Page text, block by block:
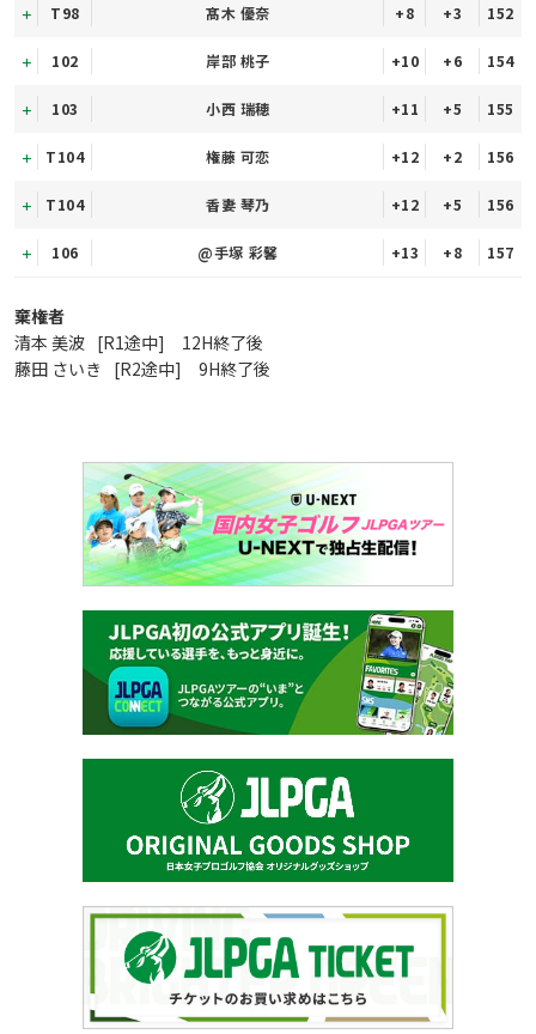
T98 髙木 優奈 +8 +3 152
102 岸部 桃子 +10 +6 154
103 小西 瑞穂 +11 +5 155
T104 権藤 可恋 +12 +2 156
T104 香妻 琴乃 +12 +5 156
106 @手塚 彩馨 +13 +8 157
棄権者
清本 美波 [R1途中] 12H終了後
藤田 さいき
[R2途中] 9H終了後